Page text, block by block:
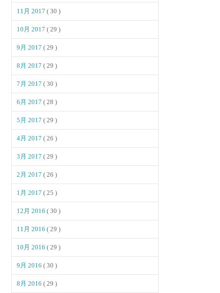
11月 2017( 30 )
10月 2017( 29 )
9月 2017( 29 )
8月 2017( 29 )
7月 2017( 30 )
6月 2017( 28 )
5月 2017( 29 )
4月 2017( 26 )
3月 2017( 29 )
2月 2017( 26 )
1月 2017( 25 )
12月 2016( 30 )
11月 2016( 29 )
10月 2016( 29 )
9月 2016( 30 )
8月 2016( 29 )